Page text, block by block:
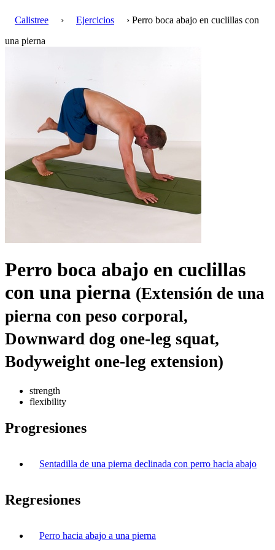
Calistree › Ejercicios
› Perro boca abajo en cuclillas con
una pierna
Perro boca abajo en cuclillas
con una pierna (Extensión de una
pierna con peso corporal,
Downward dog one-leg squat,
Bodyweight one-leg extension)
strength
flexibility
Progresiones
Sentadilla de una pierna declinada con perro hacia abajo
Regresiones
Perro hacia abajo a una pierna